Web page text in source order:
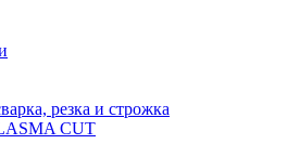
резка и строжка
CUT